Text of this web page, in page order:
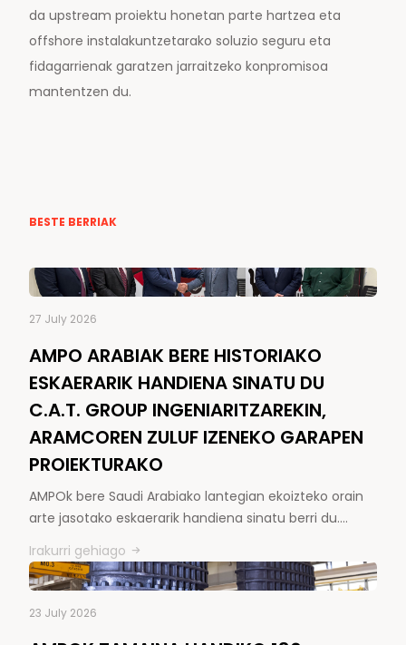
da upstream proiektu honetan parte hartzea eta
offshore instalakuntzetarako soluzio seguru eta
fidagarrienak garatzen jarraitzeko konpromisoa
mantentzen du.
BESTE BERRIAK
27 July 2026
AMPO ARABIAK BERE HISTORIAKO
ESKAERARIK HANDIENA SINATU DU
C.A.T. GROUP INGENIARITZAREKIN,
ARAMCOREN ZULUF IZENEKO GARAPEN
PROIEKTURAKO
AMPOk bere Saudi Arabiako lantegian ekoizteko orain
arte jasotako eskaerarik handiena sinatu berri du.…
Irakurri gehiago
23 July 2026